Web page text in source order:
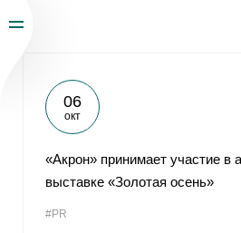
06
окт
«Акрон» принимает участие в
выставке «Золотая осень»
#PR